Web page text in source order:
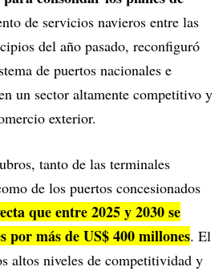
de servicios navieros entre las
del año pasado, reconfiguró
de puertos nacionales e
un sector altamente competitivo y
exterior.
tanto de las terminales
de los puertos concesionados
que entre 2025 y 2030 se
por más de US$ 400 millones. El
altos niveles de competitividad y